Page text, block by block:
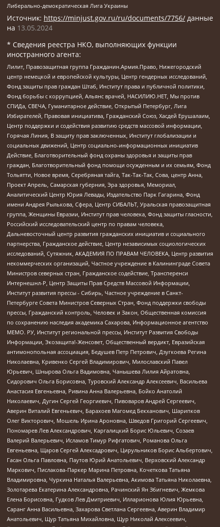
Либерально-демократическая Лига Украины
Источник: https://minjust.gov.ru/ru/documents/7756/ данные
на 13.05.2024
* Сведения реестра НКО, выполняющих функции
иностранного агента:
Лилит, Правозащитная группа Гражданин.Армия.Право, Нижегородский
центр немецкой и европейской культуры, Центр гендерных исследований,
Фонд защиты прав граждан Штаб, Институт права и публичной политики,
Фонд борьбы с коррупцией, Альянс врачей, НАСИЛИЮ.НЕТ, Мы против
СПИДа, СВЕЧА, Гуманитарное действие, Открытый Петербург, Лига
Избирателей, Правовая инициатива, Гражданский Союз, Хасдей Ерушалаим,
Центр поддержки и содействия развитию средств массовой информации,
Горячая Линия, В защиту прав заключенных, Институт глобализации и
социальных движений, Центр социально-информационных инициатив
Действие, Благотворительный фонд охраны здоровья и защиты прав
граждан, Благотворительный фонд помощи осужденным и их семьям, Фонд
Тольятти, Новое время, Серебряная тайга, Так-Так-Так, Сова, центр Анна,
Проект Апрель, Самарская губерния, Эра здоровья, Мемориал,
Аналитический Центр Юрия Левады, Издательство Парк Гагарина, Фонд
имени Андрея Рылькова, Сфера, Центр СИБАЛЬТ, Уральская правозащитная
группа, Женщины Евразии, Институт прав человека, Фонд защиты гласности,
Российский исследовательский центр по правам человека,
Дальневосточный центр развития гражданских инициатив и социального
партнерства, Гражданское действие, Центр независимых социологических
исследований, Сутяжник, АКАДЕМИЯ ПО ПРАВАМ ЧЕЛОВЕКА, Центр развития
некоммерческих организаций, Частное учреждение в Калининграде Совета
Министров северных стран, Гражданское содействие, Трансперенси
Интернешнл-Р, Центр Защиты Прав Средств Массовой Информации,
Институт развития прессы - Сибирь, Частное учреждение в Санкт-
Петербурге Совета Министров Северных Стран, Фонд поддержки свободы
прессы, Гражданский контроль, Человек и Закон, Общественная комиссия
по сохранению наследия академика Сахарова, Информационное агентство
МЕМО. РУ, Институт региональной прессы, Институт Развития Свободы
Информации, Экозащита!-Женсовет, Общественный вердикт, Евразийская
антимонопольная ассоциация, Бедушев Петр Петрович, Дзугкоева Регина
Николаевна, Кривенко Сергей Владимирович, Милославский Павел
Юрьевич, Шнырова Ольга Вадимовна, Чанышева Лилия Айратовна,
Сидорович Ольга Борисовна, Туровский Александр Алексеевич, Васильева
Анастасия Евгеньевна, Ривина Анна Валерьевна, Бойко Анатолий
Николаевич, Дугин Сергей Георгиевич, Пивоваров Андрей Сергеевич,
Аверин Виталий Евгеньевич, Барахоев Магомед Бекханович, Шарипков
Олег Викторович, Мошель Ирина Ароновна, Шведов Григорий Сергеевич,
Пономарев Лев Александрович, Каргалицкий Борис Юльевич, Созаев
Валерий Валерьевич, Исламов Тимур Рифгатович, Романова Ольга
Евгеньевна, Щаров Сергей Алексадрович, Цирульников Борис Альбертович,
Гасан Ольга Павловна, Паутов Юрий Анатольевич, Верховский Александр
Маркович, Пислакова-Паркер Марина Петровна, Кочеткова Татьяна
Владимировна, Чуркина Наталья Валерьевна, Акимова Татьяна Николаевна,
Золотарева Екатерина Александровна, Рачинский Ян Збигневич, Жемкова
Елена Борисовна, Гудков Лев Дмитриевич, Илларионова Юлия Юрьевна,
Саранг Анна Васильевна, Захарова Светлана Сергеевна, Аверин Владимир
Анатольевич, Щур Татьяна Михайловна, Щур Николай Алексеевич,